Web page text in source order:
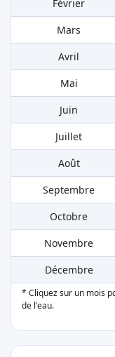
Février
Mars
Avril
Mai
Juin
Juillet
Août
Septembre
Octobre
Novembre
Décembre
* Cliquez sur un mois
de l'eau.